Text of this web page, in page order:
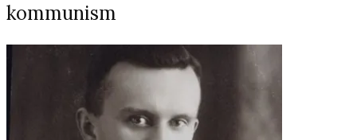
kommunism